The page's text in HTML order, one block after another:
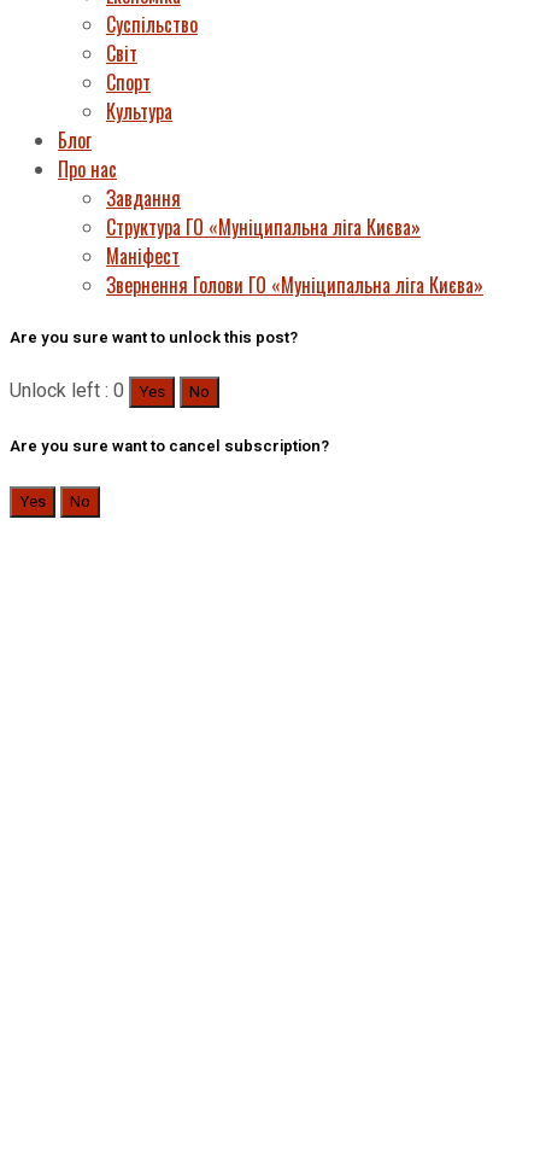
Суспільство
Світ
Спорт
Культура
Блог
Про нас
Завдання
Структура ГО «Муніципальна ліга Києва»
Маніфест
Звернення Голови ГО «Муніципальна ліга Києва»
Are you sure want to unlock this post?
Unlock left : 0 Yes No
Are you sure want to cancel subscription?
Yes No